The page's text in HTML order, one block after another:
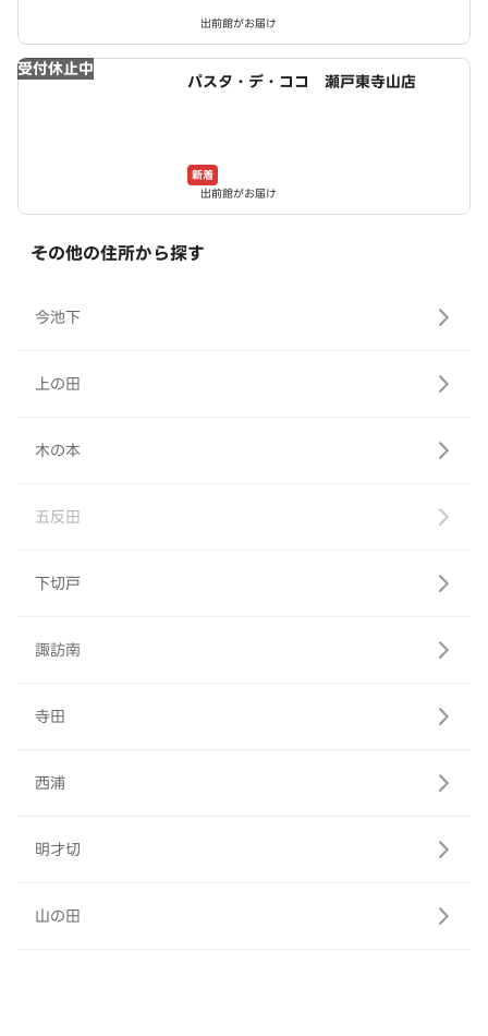
出前館がお届け
受付休止中
パスタ・デ・ココ 瀬戸東寺山店
新着
出前館がお届け
その他の住所から探す
今池下
上の田
木の本
五反田
下切戸
諏訪南
寺田
西浦
明才切
山の田